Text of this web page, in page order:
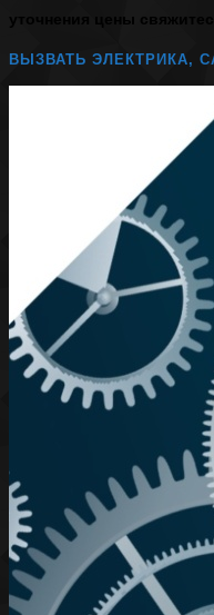
уточнения цены
ВЫЗВАТЬ ЭЛЕКТРИКА,